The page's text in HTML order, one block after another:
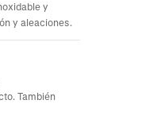
y
y aleaciones.
También